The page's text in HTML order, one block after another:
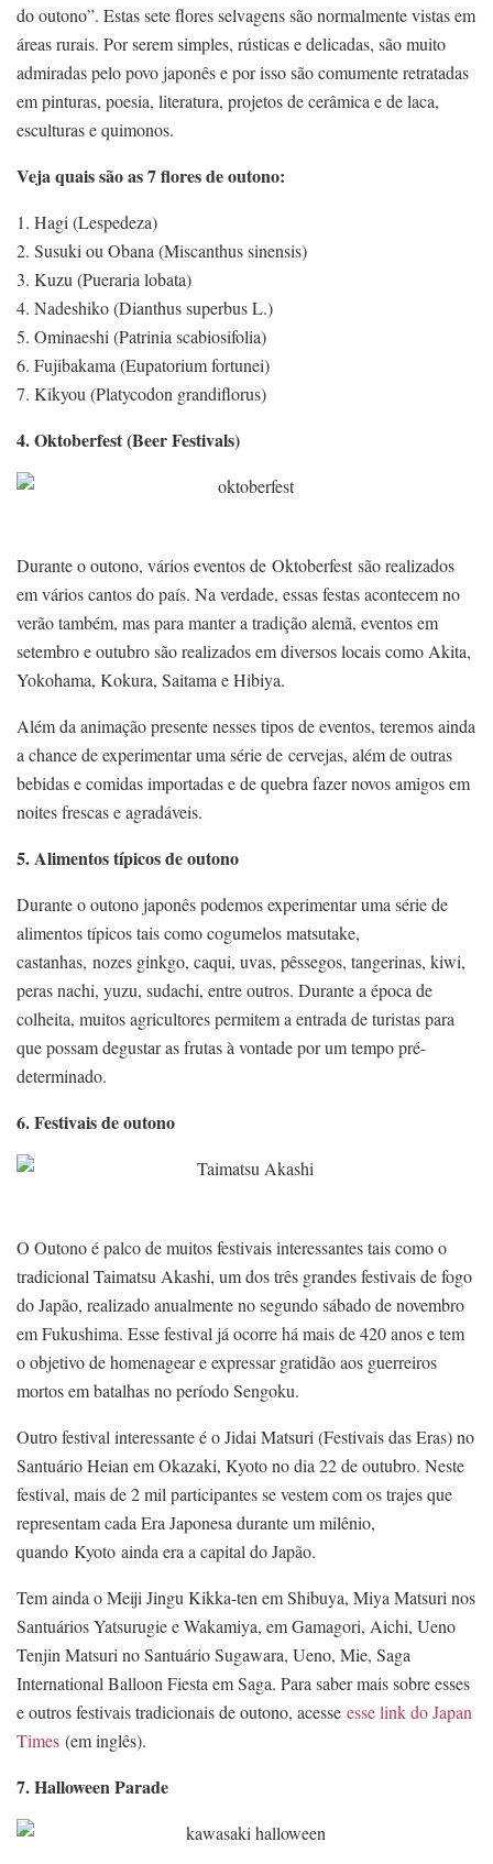
do outono”. Estas sete flores selvagens são normalmente vistas em
áreas rurais. Por serem simples, rústicas e delicadas, são muito
admiradas pelo povo japonês e por isso são comumente retratadas
em pinturas, poesia, literatura, projetos de cerâmica e de laca,
esculturas e quimonos.
Veja quais são as 7 flores de outono:
1. Hagi (Lespedeza)
2. Susuki ou Obana (Miscanthus sinensis)
3. Kuzu (Pueraria lobata)
4. Nadeshiko (Dianthus superbus L.)
5. Ominaeshi (Patrinia scabiosifolia)
6. Fujibakama (Eupatorium fortunei)
7. Kikyou (Platycodon grandiflorus)
4. Oktoberfest (Beer Festivals)
Durante o outono, vários eventos de Oktoberfest são realizados
em vários cantos do país. Na verdade, essas festas acontecem no
verão também, mas para manter a tradição alemã, eventos em
setembro e outubro são realizados em diversos locais como Akita,
Yokohama, Kokura, Saitama e Hibiya.
Além da animação presente nesses tipos de eventos, teremos ainda
a chance de experimentar uma série de cervejas, além de outras
bebidas e comidas importadas e de quebra fazer novos amigos em
noites frescas e agradáveis.
5. Alimentos típicos de outono
Durante o outono japonês podemos experimentar uma série de
alimentos típicos tais como cogumelos matsutake,
castanhas, nozes ginkgo, caqui, uvas, pêssegos, tangerinas, kiwi,
peras nachi, yuzu, sudachi, entre outros. Durante a época de
colheita, muitos agricultores permitem a entrada de turistas para
que possam degustar as frutas à vontade por um tempo pré-
determinado.
6. Festivais de outono
O Outono é palco de muitos festivais interessantes tais como o
tradicional Taimatsu Akashi, um dos três grandes festivais de fogo
do Japão, realizado anualmente no segundo sábado de novembro
em Fukushima. Esse festival já ocorre há mais de 420 anos e tem
o objetivo de homenagear e expressar gratidão aos guerreiros
mortos em batalhas no período Sengoku.
Outro festival interessante é o Jidai Matsuri (Festivais das Eras) no
Santuário Heian em Okazaki, Kyoto no dia 22 de outubro. Neste
festival, mais de 2 mil participantes se vestem com os trajes que
representam cada Era Japonesa durante um milênio,
quando Kyoto ainda era a capital do Japão.
Tem ainda o Meiji Jingu Kikka-ten em Shibuya, Miya Matsuri nos
Santuários Yatsurugie e Wakamiya, em Gamagori, Aichi, Ueno
Tenjin Matsuri no Santuário Sugawara, Ueno, Mie, Saga
International Balloon Fiesta em Saga. Para saber mais sobre esses
e outros festivais tradicionais de outono, acesse esse link do Japan
Times (em inglês).
7. Halloween Parade